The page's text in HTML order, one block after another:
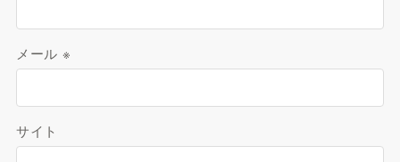
メール ※
サイト